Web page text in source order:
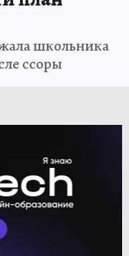
школьника
ссоры